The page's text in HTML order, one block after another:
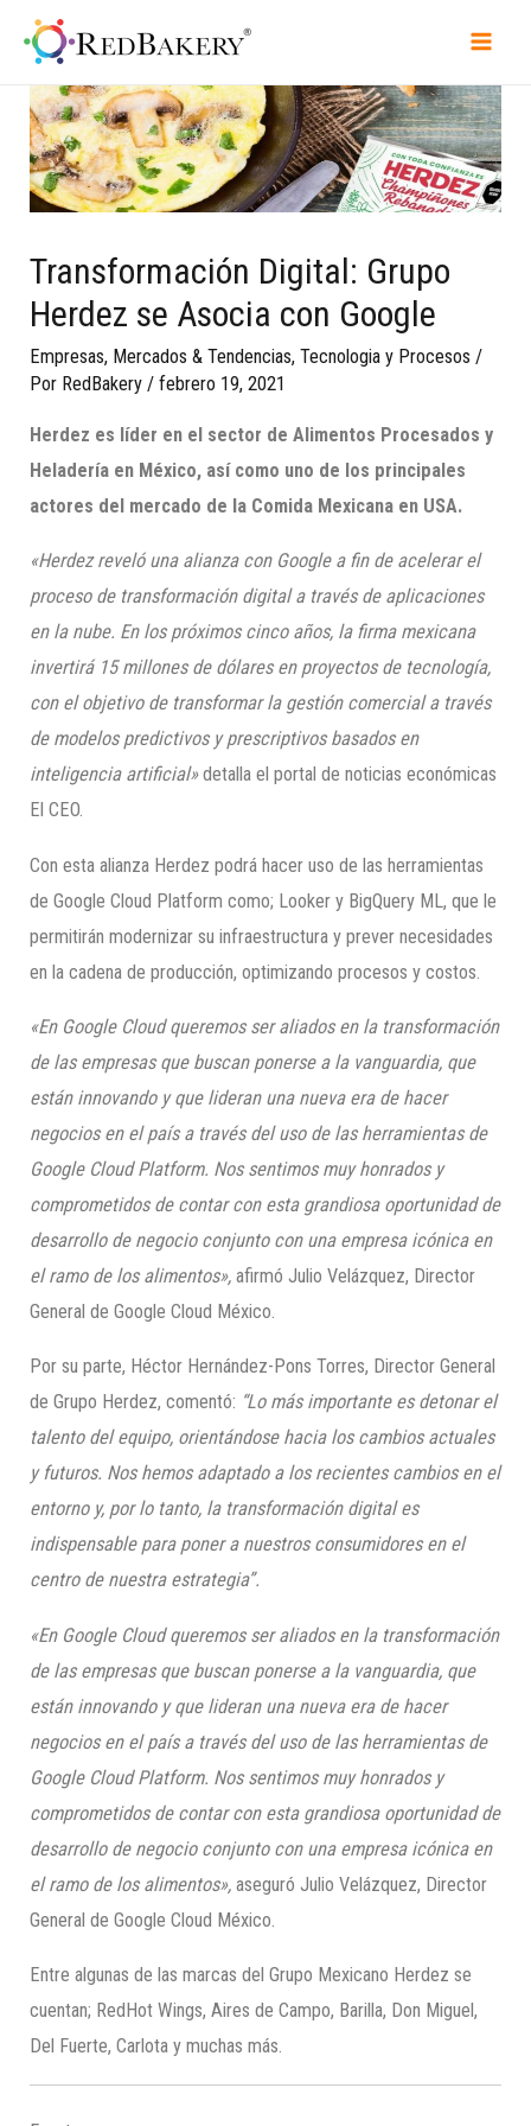
Transformación Digital: Grupo
Herdez se Asocia con Google
Empresas, Mercados & Tendencias,Tecnologia y Procesos /
Por RedBakery /febrero 19, 2021
Herdez es líder en el sector de Alimentos Procesados y
Heladería en México, así como uno de los principales
actores del mercado de la Comida Mexicana en USA.
«Herdez reveló una alianza con Google a fin de acelerar el
proceso de transformación digital a través de aplicaciones
en la nube. En los próximos cinco años, la firma mexicana
invertirá 15 millones de dólares en proyectos de tecnología,
con el objetivo de transformar la gestión comercial a través
de modelos predictivos y prescriptivos basados en
inteligencia artificial»detalla el portal de noticias económicas
El CEO.
Con esta alianza Herdez podrá hacer uso de las herramientas
de Google Cloud Platform como; Looker y BigQuery ML, que le
permitirán modernizar su infraestructura y prever necesidades
en la cadena de producción, optimizando procesos y costos.
«En Google Cloud queremos ser aliados en la transformación
de las empresas que buscan ponerse a la vanguardia, que
están innovando y que lideran una nueva era de hacer
negocios en el país a través del uso de las herramientas de
Google Cloud Platform. Nos sentimos muy honrados y
comprometidos de contar con esta grandiosa oportunidad de
desarrollo de negocio conjunto con una empresa icónica en
el ramo de los alimentos», afirmó Julio Velázquez, Director
General de Google Cloud México.
Por su parte, Héctor Hernández-Pons Torres, Director General
de Grupo Herdez, comentó: “Lo más importante es detonar el
talento del equipo, orientándose hacia los cambios actuales
y futuros. Nos hemos adaptado a los recientes cambios en el
entorno y, por lo tanto, la transformación digital es
indispensable para poner a nuestros consumidores en el
centro de nuestra estrategia”.
«En Google Cloud queremos ser aliados en la transformación
de las empresas que buscan ponerse a la vanguardia, que
están innovando y que lideran una nueva era de hacer
negocios en el país a través del uso de las herramientas de
Google Cloud Platform. Nos sentimos muy honrados y
comprometidos de contar con esta grandiosa oportunidad de
desarrollo de negocio conjunto con una empresa icónica en
el ramo de los alimentos», aseguró Julio Velázquez, Director
General de Google Cloud México.
Entre algunas de las marcas del Grupo Mexicano Herdez se
cuentan; RedHot Wings, Aires de Campo, Barilla, Don Miguel,
Del Fuerte, Carlota y muchas más.